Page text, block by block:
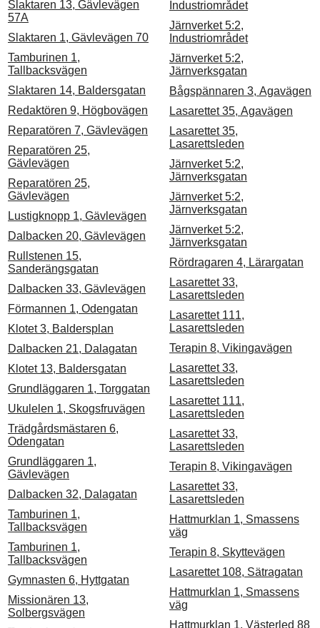
Slaktaren 13, Gävlevägen
57A
Slaktaren 1, Gävlevägen 70
Tamburinen 1,
Tallbacksvägen
Slaktaren 14, Baldersgatan
Redaktören 9, Högbovägen
Reparatören 7, Gävlevägen
Reparatören 25,
Gävlevägen
Reparatören 25,
Gävlevägen
Lustigknopp 1, Gävlevägen
Dalbacken 20, Gävlevägen
Rullstenen 15,
Sanderängsgatan
Dalbacken 33, Gävlevägen
Förmannen 1, Odengatan
Klotet 3, Baldersplan
Dalbacken 21, Dalagatan
Klotet 13, Baldersgatan
Grundläggaren 1, Torggatan
Ukulelen 1, Skogsfruvägen
Trädgårdsmästaren 6,
Odengatan
Grundläggaren 1,
Gävlevägen
Dalbacken 32, Dalagatan
Tamburinen 1,
Tallbacksvägen
Tamburinen 1,
Tallbacksvägen
Gymnasten 6, Hyttgatan
Missionären 13,
Solbergsvägen
Industriområdet
Järnverket 5:2,
Industriområdet
Järnverket 5:2,
Järnverksgatan
Bågspännaren 3, Agavägen
Lasarettet 35, Agavägen
Lasarettet 35,
Lasarettsleden
Järnverket 5:2,
Järnverksgatan
Järnverket 5:2,
Järnverksgatan
Järnverket 5:2,
Järnverksgatan
Rördragaren 4, Lärargatan
Lasarettet 33,
Lasarettsleden
Lasarettet 111,
Lasarettsleden
Terapin 8, Vikingavägen
Lasarettet 33,
Lasarettsleden
Lasarettet 111,
Lasarettsleden
Lasarettet 33,
Lasarettsleden
Terapin 8, Vikingavägen
Lasarettet 33,
Lasarettsleden
Hattmurklan 1, Smassens
väg
Terapin 8, Skyttevägen
Lasarettet 108, Sätragatan
Hattmurklan 1, Smassens
väg
Hattmurklan 1, Västerled 88